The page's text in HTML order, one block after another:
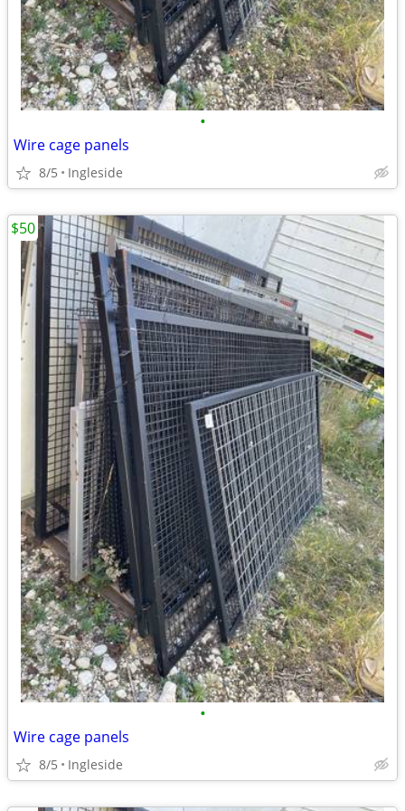
•
Wire cage panels
8/5 Ingleside
•
Wire cage panels
8/5 Ingleside
$50